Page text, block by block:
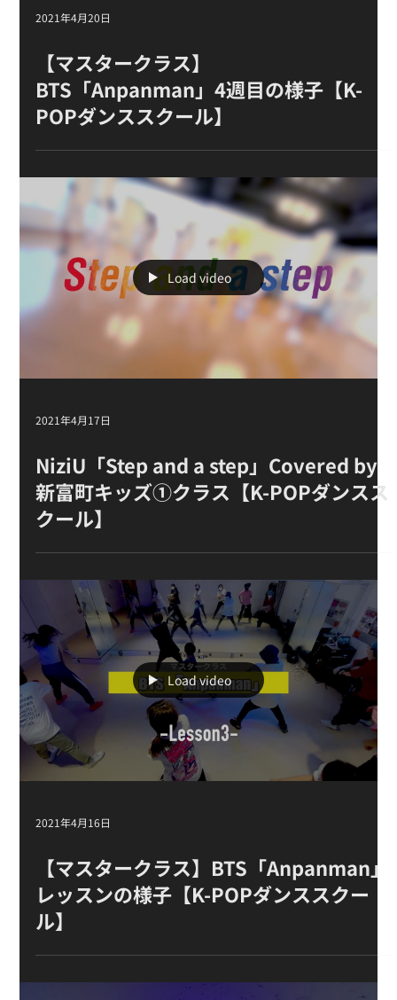
2021年4月20日
【マスタークラス 】
BTS「Anpanman」 4週目の様子【K-
POPダンススクール】
Load video
2021年4月17日
NiziU「Step and a step」Covered by
新富町キッズ①クラス【K-POPダンスス
クール】
Load video
2021年4月16日
【マスタークラス 】BTS「Anpanman」
レッスンの様子【K-POPダンススクー
ル】